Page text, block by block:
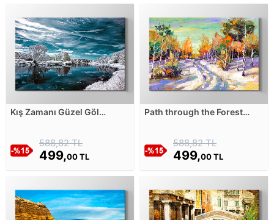
Kış Zamanı Güzel Göl
588,82 TL
499,00 TL
Path through the Forest
588,82 TL
499,00 TL